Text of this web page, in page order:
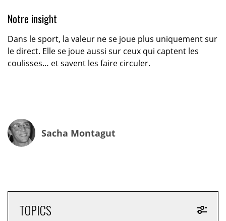
Notre insight
Dans le sport, la valeur ne se joue plus uniquement sur
le direct. Elle se joue aussi sur ceux qui captent les
coulisses… et savent les faire circuler.
Sacha Montagut
TOPICS